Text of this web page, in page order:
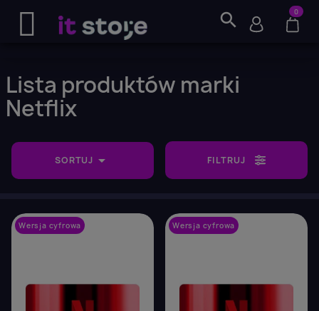
search 0
Lista produktów marki
Netflix
SORTUJ  FILTRUJ
Wersja cyfrowa Wersja cyfrowa